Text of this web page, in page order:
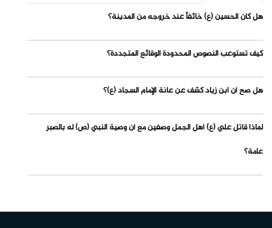
هل كان الحسين (ع) خائفاً عند خروجه من المدينة؟
كيف تستوعب النصوص المحدودة الوقائع المتجددة؟
هل صح أن ابن زياد كشف عن عانة الإمام السجاد (ع)؟
لماذا قاتل علي (ع) أهل الجمل وصفين مع أن وصية النبي (ص) له بالصبر
عامة؟